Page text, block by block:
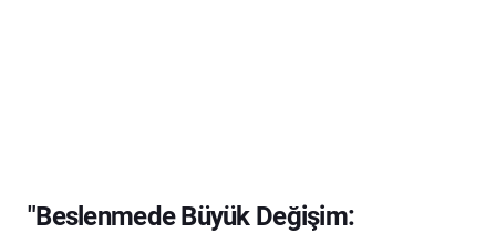
"Beslenmede Büyük Değişim: